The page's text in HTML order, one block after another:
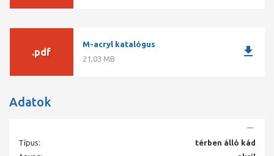
.pdf
M-acryl katalógus
21,03 MB
download
Adatok
Típus:
térben álló kád